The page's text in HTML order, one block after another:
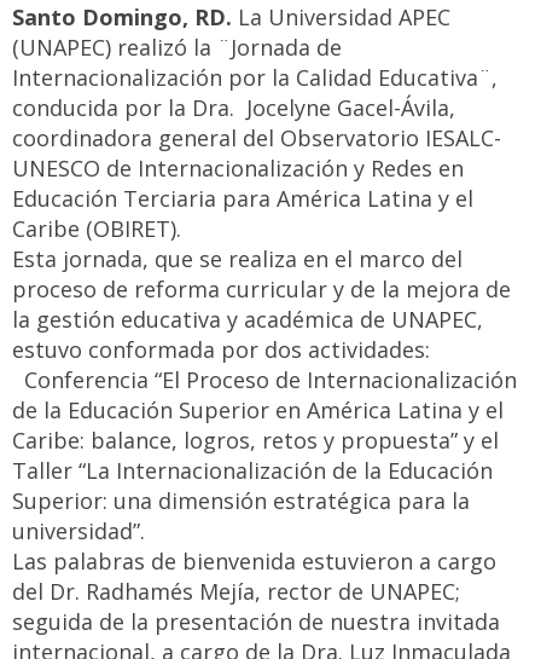
Santo Domingo, RD. La Universidad APEC
(UNAPEC) realizó la ¨Jornada de
Internacionalización por la Calidad Educativa¨,
conducida por la Dra. Jocelyne Gacel-Ávila,
coordinadora general del Observatorio IESALC-
UNESCO de Internacionalización y Redes en
Educación Terciaria para América Latina y el
Caribe (OBIRET).
Esta jornada, que se realiza en el marco del
proceso de reforma curricular y de la mejora de
la gestión educativa y académica de UNAPEC,
estuvo conformada por dos actividades:
Conferencia “El Proceso de Internacionalización
de la Educación Superior en América Latina y el
Caribe: balance, logros, retos y propuesta” y el
Taller “La Internacionalización de la Educación
Superior: una dimensión estratégica para la
universidad”.
Las palabras de bienvenida estuvieron a cargo
del Dr. Radhamés Mejía, rector de UNAPEC;
seguida de la presentación de nuestra invitada
internacional, a cargo de la Dra. Luz Inmaculada